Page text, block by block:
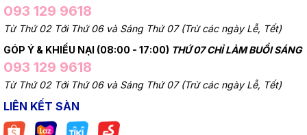
093 129 9618
Từ Thứ 02 Tới Thứ 06 và Sáng Thứ 07 (Trừ các ngày Lễ, Tết)
GÓP Ý & KHIẾU NẠI (08:00 - 17:00) THỨ 07 CHỈ LÀM BUỔI SÁNG
093 129 9618
Từ Thứ 02 Tới Thứ 06 và Sáng Thứ 07 (Trừ các ngày Lễ, Tết)
LIÊN KẾT SÀN